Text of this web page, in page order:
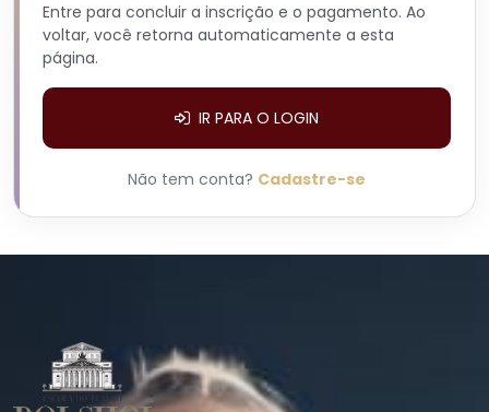
Entre para concluir a inscrição e o pagamento. Ao
voltar, você retorna automaticamente a esta
página.
IR PARA O LOGIN
Não tem conta? Cadastre-se